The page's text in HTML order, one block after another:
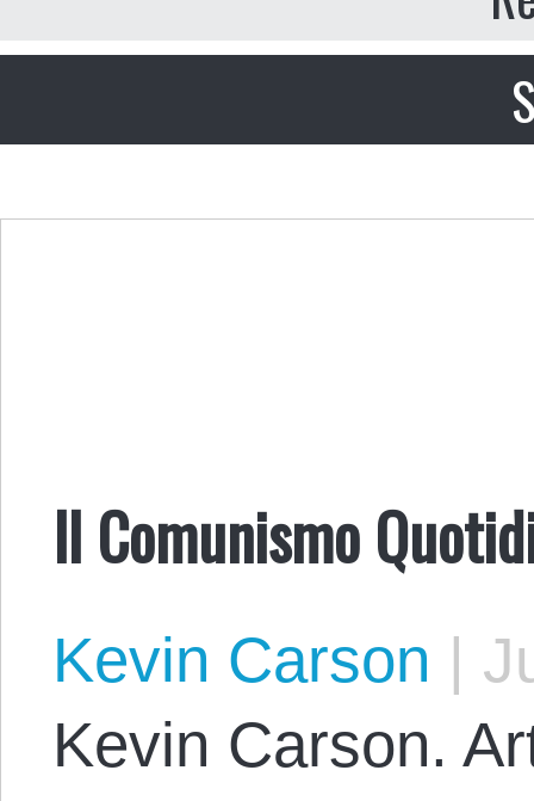
Il Comunismo
Kevin Carson |
Kevin Carson.